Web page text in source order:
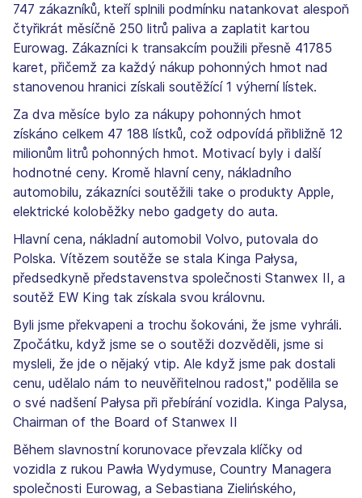
747 zákazníků, kteří splnili podmínku natankovat alespoň
čtyřikrát měsíčně 250 litrů paliva a zaplatit kartou
Eurowag. Zákazníci k transakcím použili přesně 41785
karet, přičemž za každý nákup pohonných hmot nad
stanovenou hranici získali soutěžící 1 výherní lístek.
Za dva měsíce bylo za nákupy pohonných hmot
získáno celkem 47 188 lístků, což odpovídá přibližně 12
milionům litrů pohonných hmot. Motivací byly i další
hodnotné ceny. Kromě hlavní ceny, nákladního
automobilu, zákazníci soutěžili take o produkty Apple,
elektrické koloběžky nebo gadgety do auta.
Hlavní cena, nákladní automobil Volvo, putovala do
Polska. Vítězem soutěže se stala Kinga Pałysa,
předsedkyně představenstva společnosti Stanwex II, a
soutěž EW King tak získala svou královnu.
Byli jsme překvapeni a trochu šokováni, že jsme vyhráli.
Zpočátku, když jsme se o soutěži dozvěděli, jsme si
mysleli, že jde o nějaký vtip. Ale když jsme pak dostali
cenu, udělalo nám to neuvěřitelnou radost," podělila se
o své nadšení Pałysa při přebírání vozidla. Kinga Palysa,
Chairman of the Board of Stanwex II
Během slavnostní korunovace převzala klíčky od
vozidla z rukou Pawła Wydymuse, Country Managera
společnosti Eurowag, a Sebastiana Zielińského,